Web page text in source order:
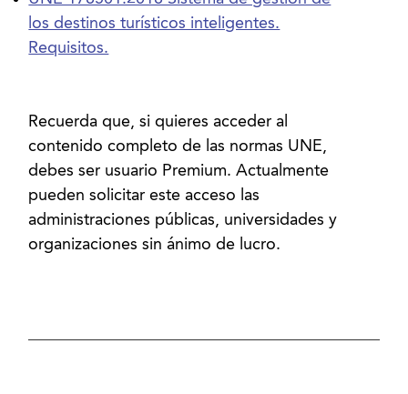
los destinos turísticos inteligentes.
Requisitos.
Recuerda que, si quieres acceder al
contenido completo de las normas UNE,
debes ser usuario Premium. Actualmente
pueden solicitar este acceso las
administraciones públicas, universidades y
organizaciones sin ánimo de lucro.